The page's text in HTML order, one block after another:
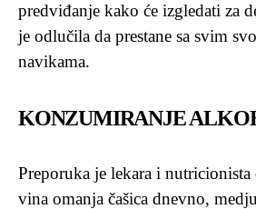
predviđanje kako će izgledati za
je odlučila da prestane sa svim
navikama.
KONZUMIRANJE
Preporuka je lekara i nutricionista
vina omanja čašica dnevno,